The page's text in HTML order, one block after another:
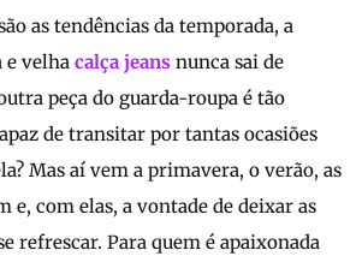
as tendências da temporada, a
e velha calça jeans nunca sai de
peça do guarda-roupa é tão
de transitar por tantas ocasiões
Mas aí vem a primavera, o verão, as
e, com elas, a vontade de deixar as
refrescar. Para quem é apaixonada